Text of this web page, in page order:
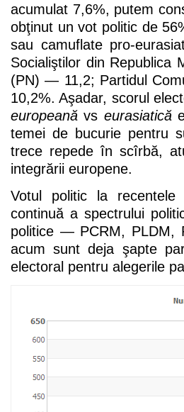
acumulat 7,6%, putem
obţinut un vot politic de
sau camuflate pro-
Socialiştilor din Republica
(PN) — 11,2; Partidul
10,2%. Aşadar, scorul
europeană vs eurasiatică
temei de bucurie pentru
trece repede în scîrbă,
integrării europene.
Votul politic la recentele
continuă a spectrului
politice — PCRM, PLDM,
acum sunt deja şapte
electoral pentru alegerile